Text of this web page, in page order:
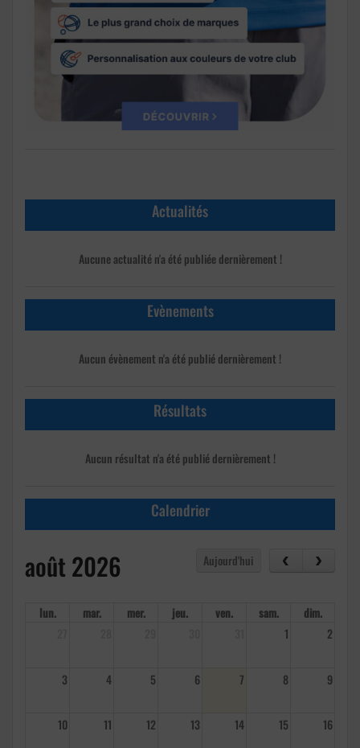
Actualités
Aucune actualité n'a été publiée dernièrement !
Evènements
Aucun évènement n'a été publié dernièrement !
Résultats
Aucun résultat n'a été publié dernièrement !
Calendrier
août 2026 Aujourd'hui
lun. mar. mer. jeu. ven. sam.
dim.
1 2
3 4 5 6 7 8 9
10 11 12 13 14 15 16